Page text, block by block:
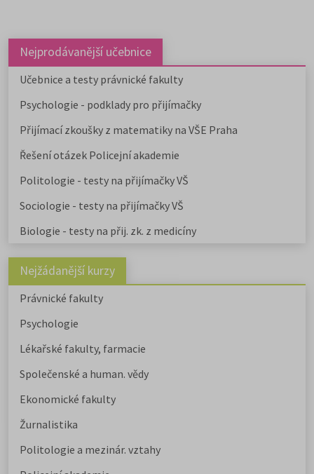
Nejprodávanější učebnice
Učebnice a testy právnické fakulty
Psychologie - podklady pro přijímačky
Přijímací zkoušky z matematiky na VŠE Praha
Řešení otázek Policejní akademie
Politologie - testy na přijímačky VŠ
Sociologie - testy na přijímačky VŠ
Biologie - testy na přij. zk. z medicíny
Nejžádanější kurzy
Právnické fakulty
Psychologie
Lékařské fakulty, farmacie
Společenské a human. vědy
Ekonomické fakulty
Žurnalistika
Politologie a mezinár. vztahy